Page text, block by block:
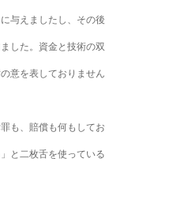
与えましたし、その後
した。資金と技術の双
意を表しておりません
も、賠償も何もしてお
と二枚舌を使っている